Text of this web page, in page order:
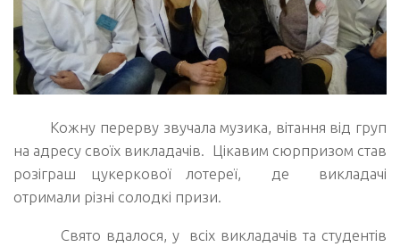
Кожну перерву звучала музика, вітання від груп
на адресу своїх викладачів. Цікавим сюрпризом став
розіграш цукеркової лотереї, де викладачі
отримали різні солодкі призи.
Свято вдалося, у всіх викладачів та студентів